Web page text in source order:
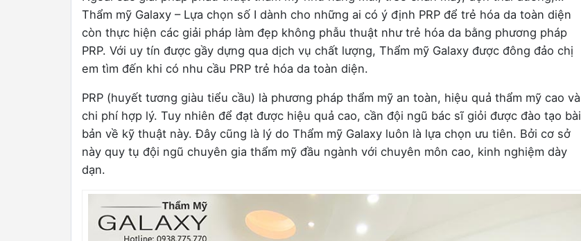
Thẩm mỹ Galaxy – Lựa chọn số I dành cho những ai có ý định PRP để trẻ hóa da toàn diện
còn thực hiện các giải pháp làm đẹp không phẫu thuật như trẻ hóa da bằng phương pháp
PRP. Với uy tín được gầy dựng qua dịch vụ chất lượng, Thẩm mỹ Galaxy được đông đảo chị
em tìm đến khi có nhu cầu PRP trẻ hóa da toàn diện.
PRP (huyết tương giàu tiểu cầu) là phương pháp thẩm mỹ an toàn, hiệu quả thẩm mỹ cao và
chi phí hợp lý. Tuy nhiên để đạt được hiệu quả cao, cần đội ngũ bác sĩ giỏi được đào tạo bài
bản về kỹ thuật này. Đây cũng là lý do Thẩm mỹ Galaxy luôn là lựa chọn ưu tiên. Bởi cơ sở
này quy tụ đội ngũ chuyên gia thẩm mỹ đầu ngành với chuyên môn cao, kinh nghiệm dày
dạn.